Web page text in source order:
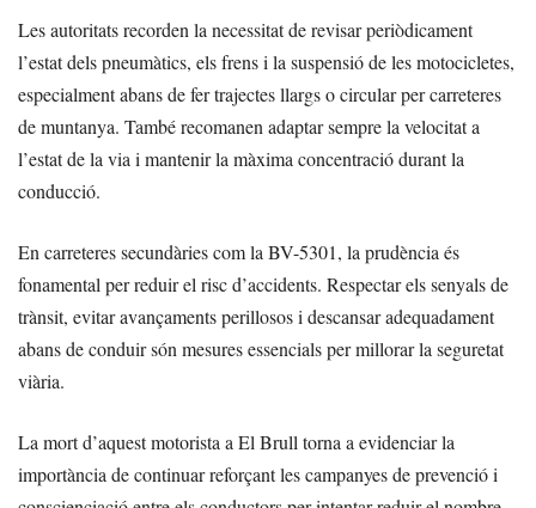
Les autoritats recorden la necessitat de revisar periòdicament
l’estat dels pneumàtics, els frens i la suspensió de les motocicletes,
especialment abans de fer trajectes llargs o circular per carreteres
de muntanya. També recomanen adaptar sempre la velocitat a
l’estat de la via i mantenir la màxima concentració durant la
conducció.
En carreteres secundàries com la BV-5301, la prudència és
fonamental per reduir el risc d’accidents. Respectar els senyals de
trànsit, evitar avançaments perillosos i descansar adequadament
abans de conduir són mesures essencials per millorar la seguretat
viària.
La mort d’aquest motorista a El Brull torna a evidenciar la
importància de continuar reforçant les campanyes de prevenció i